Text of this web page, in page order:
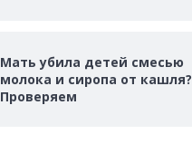
Мать убила детей смесью
молока и сиропа от кашля?
Проверяем